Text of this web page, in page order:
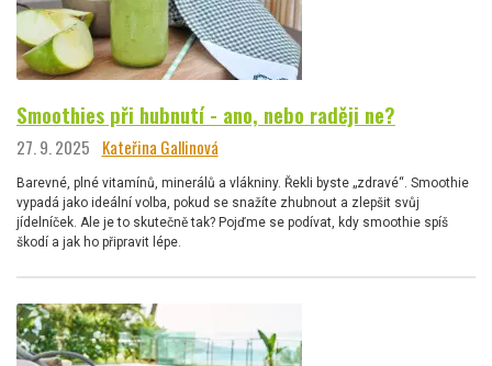
Smoothies při hubnutí - ano, nebo raději ne?
27. 9. 2025 Kateřina Gallinová
Barevné, plné vitamínů, minerálů a vlákniny. Řekli byste „zdravé“. Smoothie
vypadá jako ideální volba, pokud se snažíte zhubnout a zlepšit svůj
jídelníček. Ale je to skutečně tak? Pojďme se podívat, kdy smoothie spíš
škodí a jak ho připravit lépe.